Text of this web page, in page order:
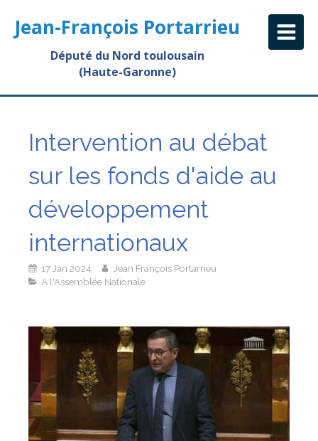
Jean-François Portarrieu
Député du Nord toulousain
(Haute-Garonne)
Intervention au débat
sur les fonds d'aide au
développement
internationaux
17 Jan 2024
Jean François Portarrieu
A l'Assemblée Nationale